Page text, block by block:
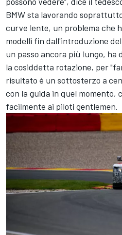
BMW sta lavorando
curve lente, un problema che
modelli fin dall'introduzione
un passo ancora più lungo,
la cosiddetta rotazione, per
risultato è un sottosterzo a
con la guida in quel momento,
facilmente ai piloti gentlemen.